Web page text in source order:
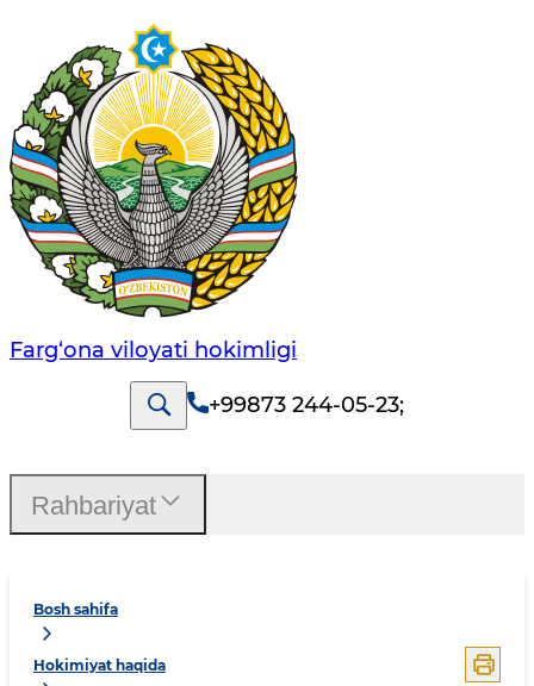
Farg‘оnа vilоyati hоkimligi
+99873 244-05-23;
Bosh sahifa
Hokimiyat haqida
Rahbariyat